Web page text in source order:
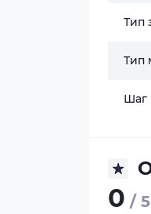
Тип
Тип
Шаг
0 / 5